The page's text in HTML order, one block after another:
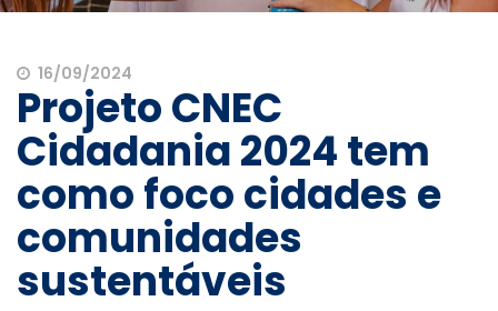
16/09/2024
Projeto CNEC
Cidadania 2024 tem
como foco cidades e
comunidades
sustentáveis